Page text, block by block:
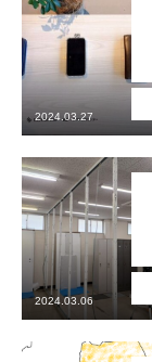
2024.03.27
2024.03.06